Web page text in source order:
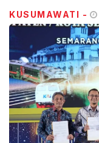
KUSUMAWATI -